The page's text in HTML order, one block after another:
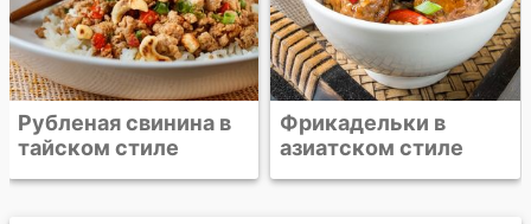
Фрикадельки в
азиатском стиле